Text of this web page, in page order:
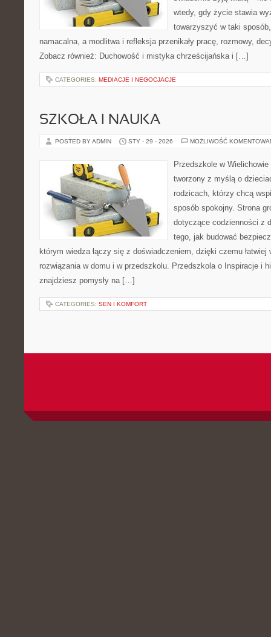
wtedy, gdy życie stawia
towarzyszyć w taki
namacalna, a modlitwa i refleksja przenikały pracę, rozmowy,
Zobacz również: Duchowość i mistyka chrześcijańska i […]
CATEGORIES: MEDIACJE I NEGOCJACJE
SZKOŁA I NAUKA
POSTED BY ADMIN STY - 29 - 2026 MOŻLIWOŚĆ
Przedszkole w
tworzony z myślą o
rodzicach, którzy chcą
sposób spokojny. Strona
dotyczące codzienności z
tego, jak budować
którym wiedza łączy się z doświadczeniem, dzięki czemu łatwiej
rozwiązania w domu i w przedszkolu. Przedszkola o Inspiracje i
znajdziesz pomysły na […]
CATEGORIES: SEN I KOMFORT